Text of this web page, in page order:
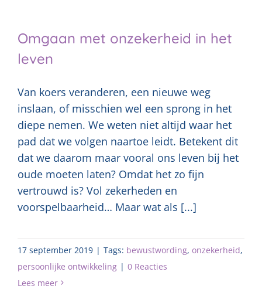
Omgaan met onzekerheid in het
leven
Van koers veranderen, een nieuwe weg
inslaan, of misschien wel een sprong in het
diepe nemen. We weten niet altijd waar het
pad dat we volgen naartoe leidt. Betekent dit
dat we daarom maar vooral ons leven bij het
oude moeten laten? Omdat het zo fijn
vertrouwd is? Vol zekerheden en
voorspelbaarheid… Maar wat als [...]
17 september 2019 | Tags: bewustwording, onzekerheid,
persoonlijke ontwikkeling | 0 Reacties
Lees meer